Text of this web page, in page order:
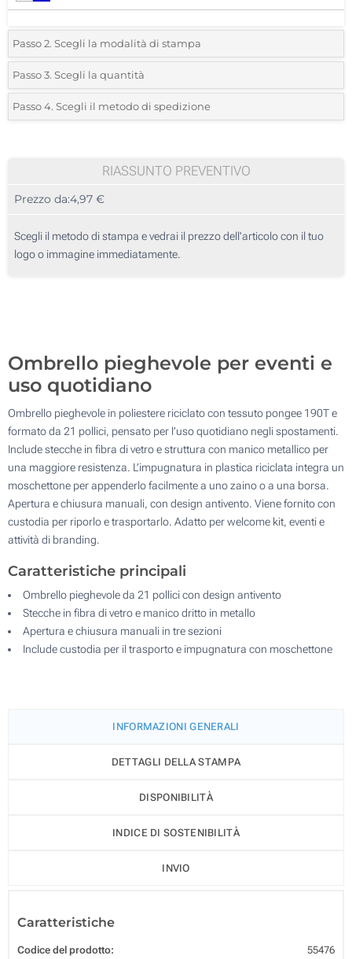
Passo 2. Scegli la modalità di stampa
*Seleziona la posizione di stampa e il colore del vostro logo:
1 Colore (Su un lato)
3 Colori (Su un lato)
Transfer digitale full color (Su un lato)
Passo 3. Scegli la quantità
*Quantità desiderata:
10
25
50
Passo 4. Scegli il metodo di spedizione
RIASSUNTO PREVENTIVO
Prezzo da:4,97 €
Scegli il metodo di stampa e vedrai il prezzo dell'articolo con il tuo
logo o immagine immediatamente.
Ombrello pieghevole per eventi e
uso quotidiano
Ombrello pieghevole in poliestere riciclato con tessuto pongee 190T e
formato da 21 pollici, pensato per l’uso quotidiano negli spostamenti.
Include stecche in fibra di vetro e struttura con manico metallico per
una maggiore resistenza. L’impugnatura in plastica riciclata integra un
moschettone per appenderlo facilmente a uno zaino o a una borsa.
Apertura e chiusura manuali, con design antivento. Viene fornito con
custodia per riporlo e trasportarlo. Adatto per welcome kit, eventi e
attività di branding.
Caratteristiche principali
Ombrello pieghevole da 21 pollici con design antivento
Stecche in fibra di vetro e manico dritto in metallo
Apertura e chiusura manuali in tre sezioni
Include custodia per il trasporto e impugnatura con moschettone
INFORMAZIONI GENERALI
DETTAGLI DELLA STAMPA
DISPONIBILITÀ
INDICE DI SOSTENIBILITÀ
INVIO
Caratteristiche
Codice del prodotto: 55476